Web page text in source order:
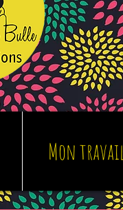
Mon travail